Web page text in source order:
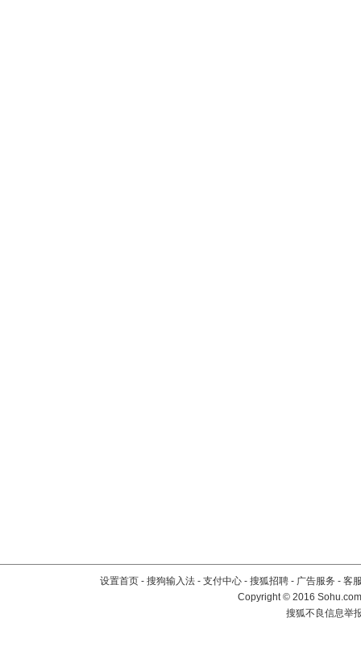
设置首页 - 搜狗输入法 - 支付中心 - 搜狐招聘 - 广告服务 - 客
Copyright©2016
搜狐不良信息举